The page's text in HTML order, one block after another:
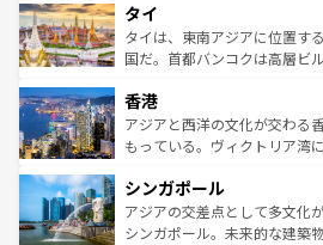
リティに包まれながら、韓国
わってみてほし
覧を参照してほしい。
急速な発展と共に伝統が息づ
ーチミン市のフランス統治時
醸し出している。また、バラ
とつ。フォーやバインミー、
ひ現地で味わいたい。どの地
が旅行者を迎えてくれるので
参照してほしい。
タイ
タイは、東南アジアに位置す
国だ。首都バンコクは高層ビ
の活気が交差している。北部
帯で自然と触れ合い、南部で
いビーチでリゾート気分を楽
激する。気候は一年中温暖で
が待っている。親しみやすい
た文化、そして多様な観光資
香港
アジアと西洋の文化が交わる
もっている。ヴィクトリア湾
み、どこを訪れても感動する
ており、効率よく見どころを
うな絶景から文化的な体験ま
シンガポール
アジアの交差点として多文化
シンガポール。未来的な建築